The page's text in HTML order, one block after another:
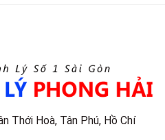
Điểm
Nhận
Biết
Thới Hoà, Tân Phú, Hồ Chí